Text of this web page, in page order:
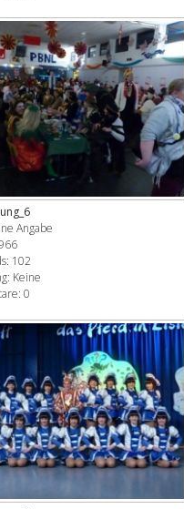
Angabe
102
Keine
0